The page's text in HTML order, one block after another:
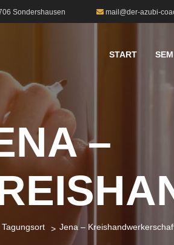
Sondershausen mail@der-azubi-
START
–
Tagungsort Jena –